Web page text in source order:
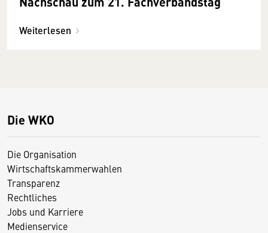
Weiterlesen
Die WKO
Die Organisation
Wirtschaftskammerwahlen
Transparenz
Rechtliches
Jobs und Karriere
Medienservice